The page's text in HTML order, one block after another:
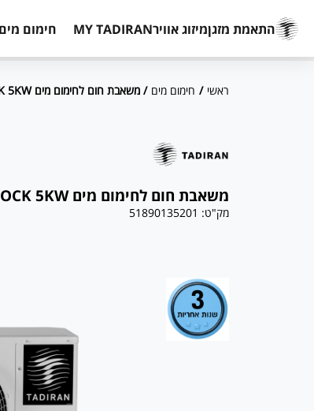
התאמת מזגןמיזוג אווירMY TADIRAN חימום מים
ראשי / חימום מים / משאבת חום לחימום מים MONOBLOCK 5KW יח' חיצונית
משאבת חום לחימום מים MONOBLOCK 5KW יח' חיצונית
מק"ט: 51890135201